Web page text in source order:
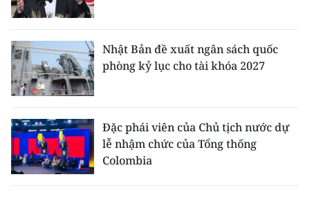
Chuyên trang Hà Nội
Chuyên trang TP. Hồ Chí Minh
CHUYÊN ĐỀ
VỀ BÁO NHÂN DÂN
Nhật Bản đề xuất ngân sách quốc
phòng kỷ lục cho tài khóa 2027
Đặc phái viên của Chủ tịch nước dự
lễ nhậm chức của Tổng thống
Colombia